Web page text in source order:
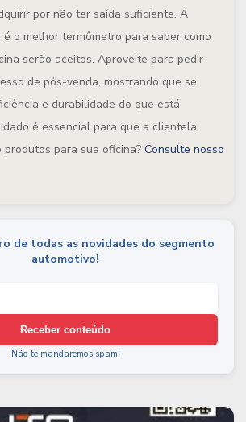
por não ter saída suficiente. A
o melhor termômetro para saber como
serão aceitos. Aproveite para pedir
de pós-venda, mostrando que se
e durabilidade do que está
é essencial para que a clientela
produtos para sua oficina? Consulte nosso
de todas as novidades do segmento
automotivo!
Receber conteúdo
Não te mandaremos spam!